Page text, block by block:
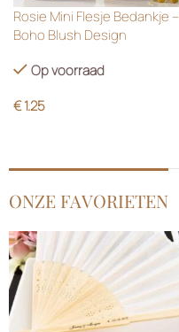
Rosie Mini Flesje Bedankje –
Boho Blush Design
Op voorraad
€1.25
ONZE FAVORIETEN